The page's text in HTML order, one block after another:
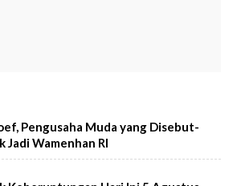
Pengusaha Muda yang Disebut-
Wamenhan RI